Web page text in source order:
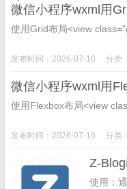
微信小程序wxml用
使用Grid布局<view
发布时间：2026-07-16 分类：
微信小程序wxml用
使用Flexbox布局<view
发布时间：2026-07-16 分类：
Z-
使用：